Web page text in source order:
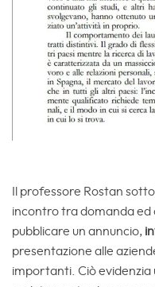
Il professore Rostan
incontro tra domanda
pubblicare un annuncio,
presentazione alle
importanti. Ciò evidenzia